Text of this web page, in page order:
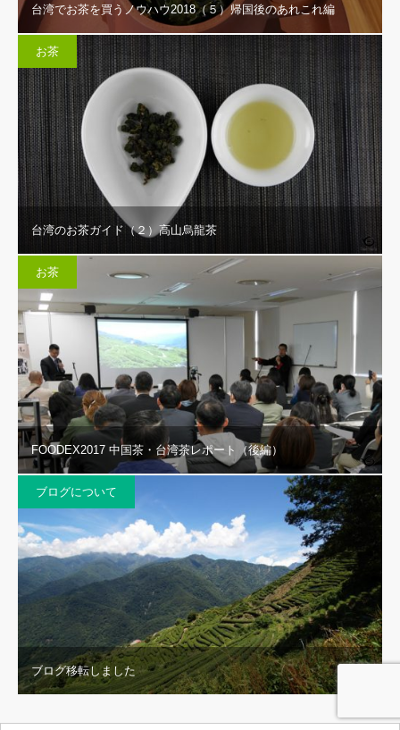
台湾でお茶を買うノウハウ2018（５）帰国後のあれこれ編
お茶
台湾のお茶ガイド（２）高山烏龍茶
お茶
FOODEX2017 中国茶・台湾茶レポート（後編）
ブログについて
ブログ移転しました